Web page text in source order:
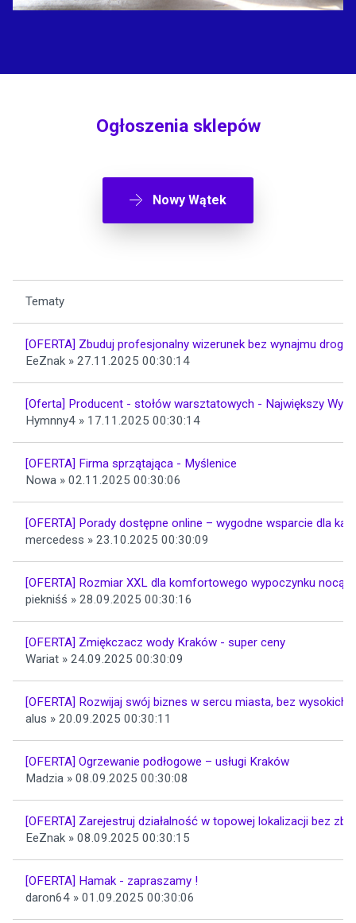
Ogłoszenia sklepów
Nowy Wątek
Tematy
[OFERTA] Zbuduj profesjonalny wizerunek bez wynajmu
EeZnak » 27.11.2025 00:30:14
[Oferta] Producent - stołów warsztatowych - Największy
Hymnny4 » 17.11.2025 00:30:14
[OFERTA] Firma sprzątająca - Myślenice
Nowa » 02.11.2025 00:30:06
[OFERTA] Porady dostępne online – wygodne wsparcie dla
mercedess » 23.10.2025 00:30:09
[OFERTA] Rozmiar XXL dla komfortowego wypoczynku nocą
piekniśś » 28.09.2025 00:30:16
[OFERTA] Zmiękczacz wody Kraków - super ceny
Wariat » 24.09.2025 00:30:09
[OFERTA] Rozwijaj swój biznes w sercu miasta, bez wysokich
alus » 20.09.2025 00:30:11
[OFERTA] Ogrzewanie podłogowe – usługi Kraków
Madzia » 08.09.2025 00:30:08
[OFERTA] Zarejestruj działalność w topowej lokalizacji bez
EeZnak » 08.09.2025 00:30:15
[OFERTA] Hamak - zapraszamy !
daron64 » 01.09.2025 00:30:06